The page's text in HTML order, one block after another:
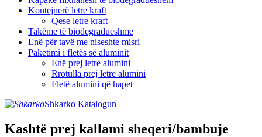
Kontejnerë letre kraft
Qese letre kraft
Takëme të biodegradueshme
Enë për tavë me niseshte misri
Paketimi i fletës së aluminit
Enë prej letre alumini
Rrotulla prej letre alumini
Fletë alumini që hapet
Shkarko Katalogun
Kashtë prej kallami sheqeri/bambuje